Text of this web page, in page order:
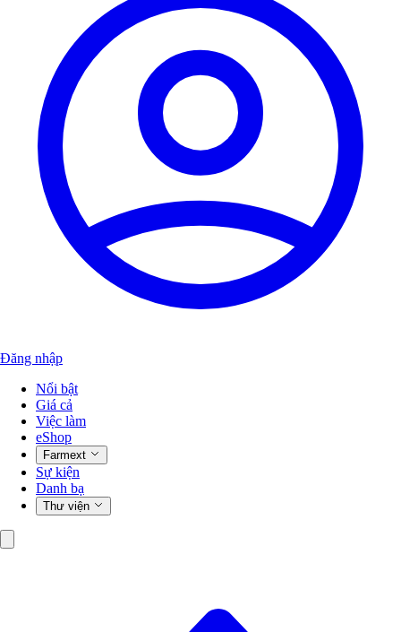
Đăng nhập
Nổi bật
Giá cả
Việc làm
eShop
Farmext
Sự kiện
Danh bạ
Thư viện